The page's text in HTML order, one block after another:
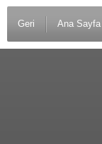
Geri Ana Sayfa